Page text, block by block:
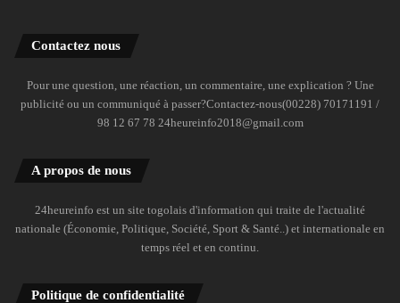
Contactez nous
Pour une question, une réaction, un commentaire, une explication ? Une
publicité ou un communiqué à passer?Contactez-nous(00228) 70171191 /
98 12 67 78 24heureinfo2018@gmail.com
A propos de nous
24heureinfo est un site togolais d'information qui traite de l'actualité
nationale (Économie, Politique, Société, Sport & Santé..) et internationale en
temps réel et en continu.
Politique de confidentialité